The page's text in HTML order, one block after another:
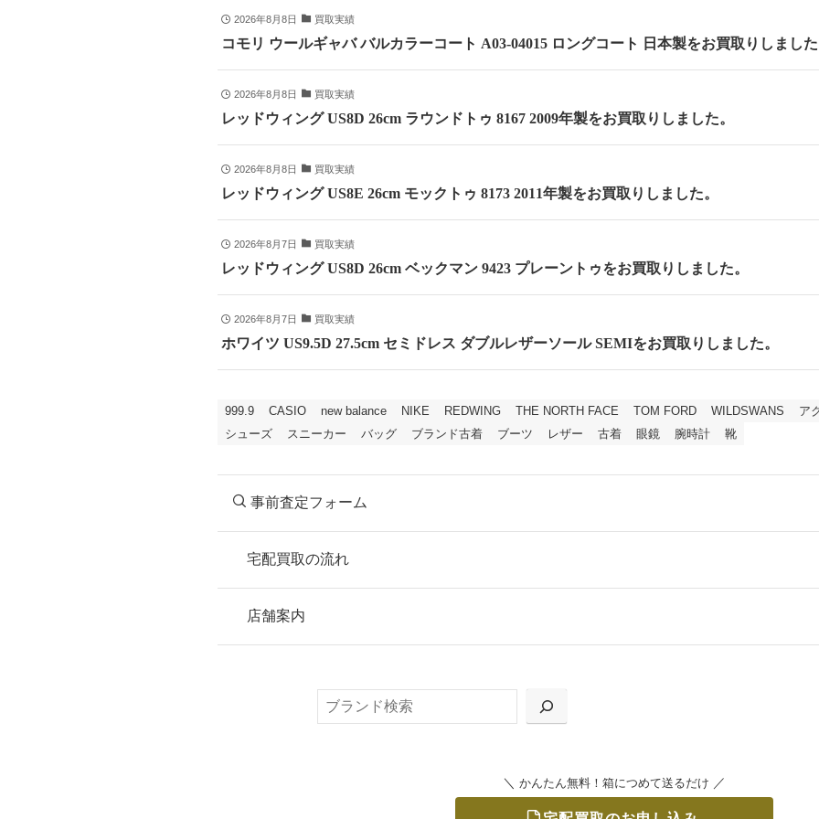
2026年8月8日 買取実績
コモリ ウールギャバ バルカラーコート A03-04015 ロングコート 日本製をお買取りしまし
2026年8月8日 買取実績
レッドウィング US8D 26cm ラウンドトゥ 8167 2009年製をお買取りしました。
2026年8月8日 買取実績
レッドウィング US8E 26cm モックトゥ 8173 2011年製をお買取りしました。
2026年8月7日 買取実績
レッドウィング US8D 26cm ベックマン 9423 プレーントゥをお買取りしました。
2026年8月7日 買取実績
ホワイツ US9.5D 27.5cm セミドレス ダブルレザーソール SEMIをお買取りしました。
999.9 CASIO new balance NIKE REDWING THE NORTH FACE TOM FORD WILDSWANS
ア
シューズ
スニーカー バッグ ブランド古着 ブーツ レザー 古着 眼鏡 腕時計 靴
事前査定フォーム
宅配買取の流れ
お申込み
または梱包材不要の「集荷申込」からお選びいただけます。
店舗案内
＼ かんたん無料！箱につめて送るだけ ／